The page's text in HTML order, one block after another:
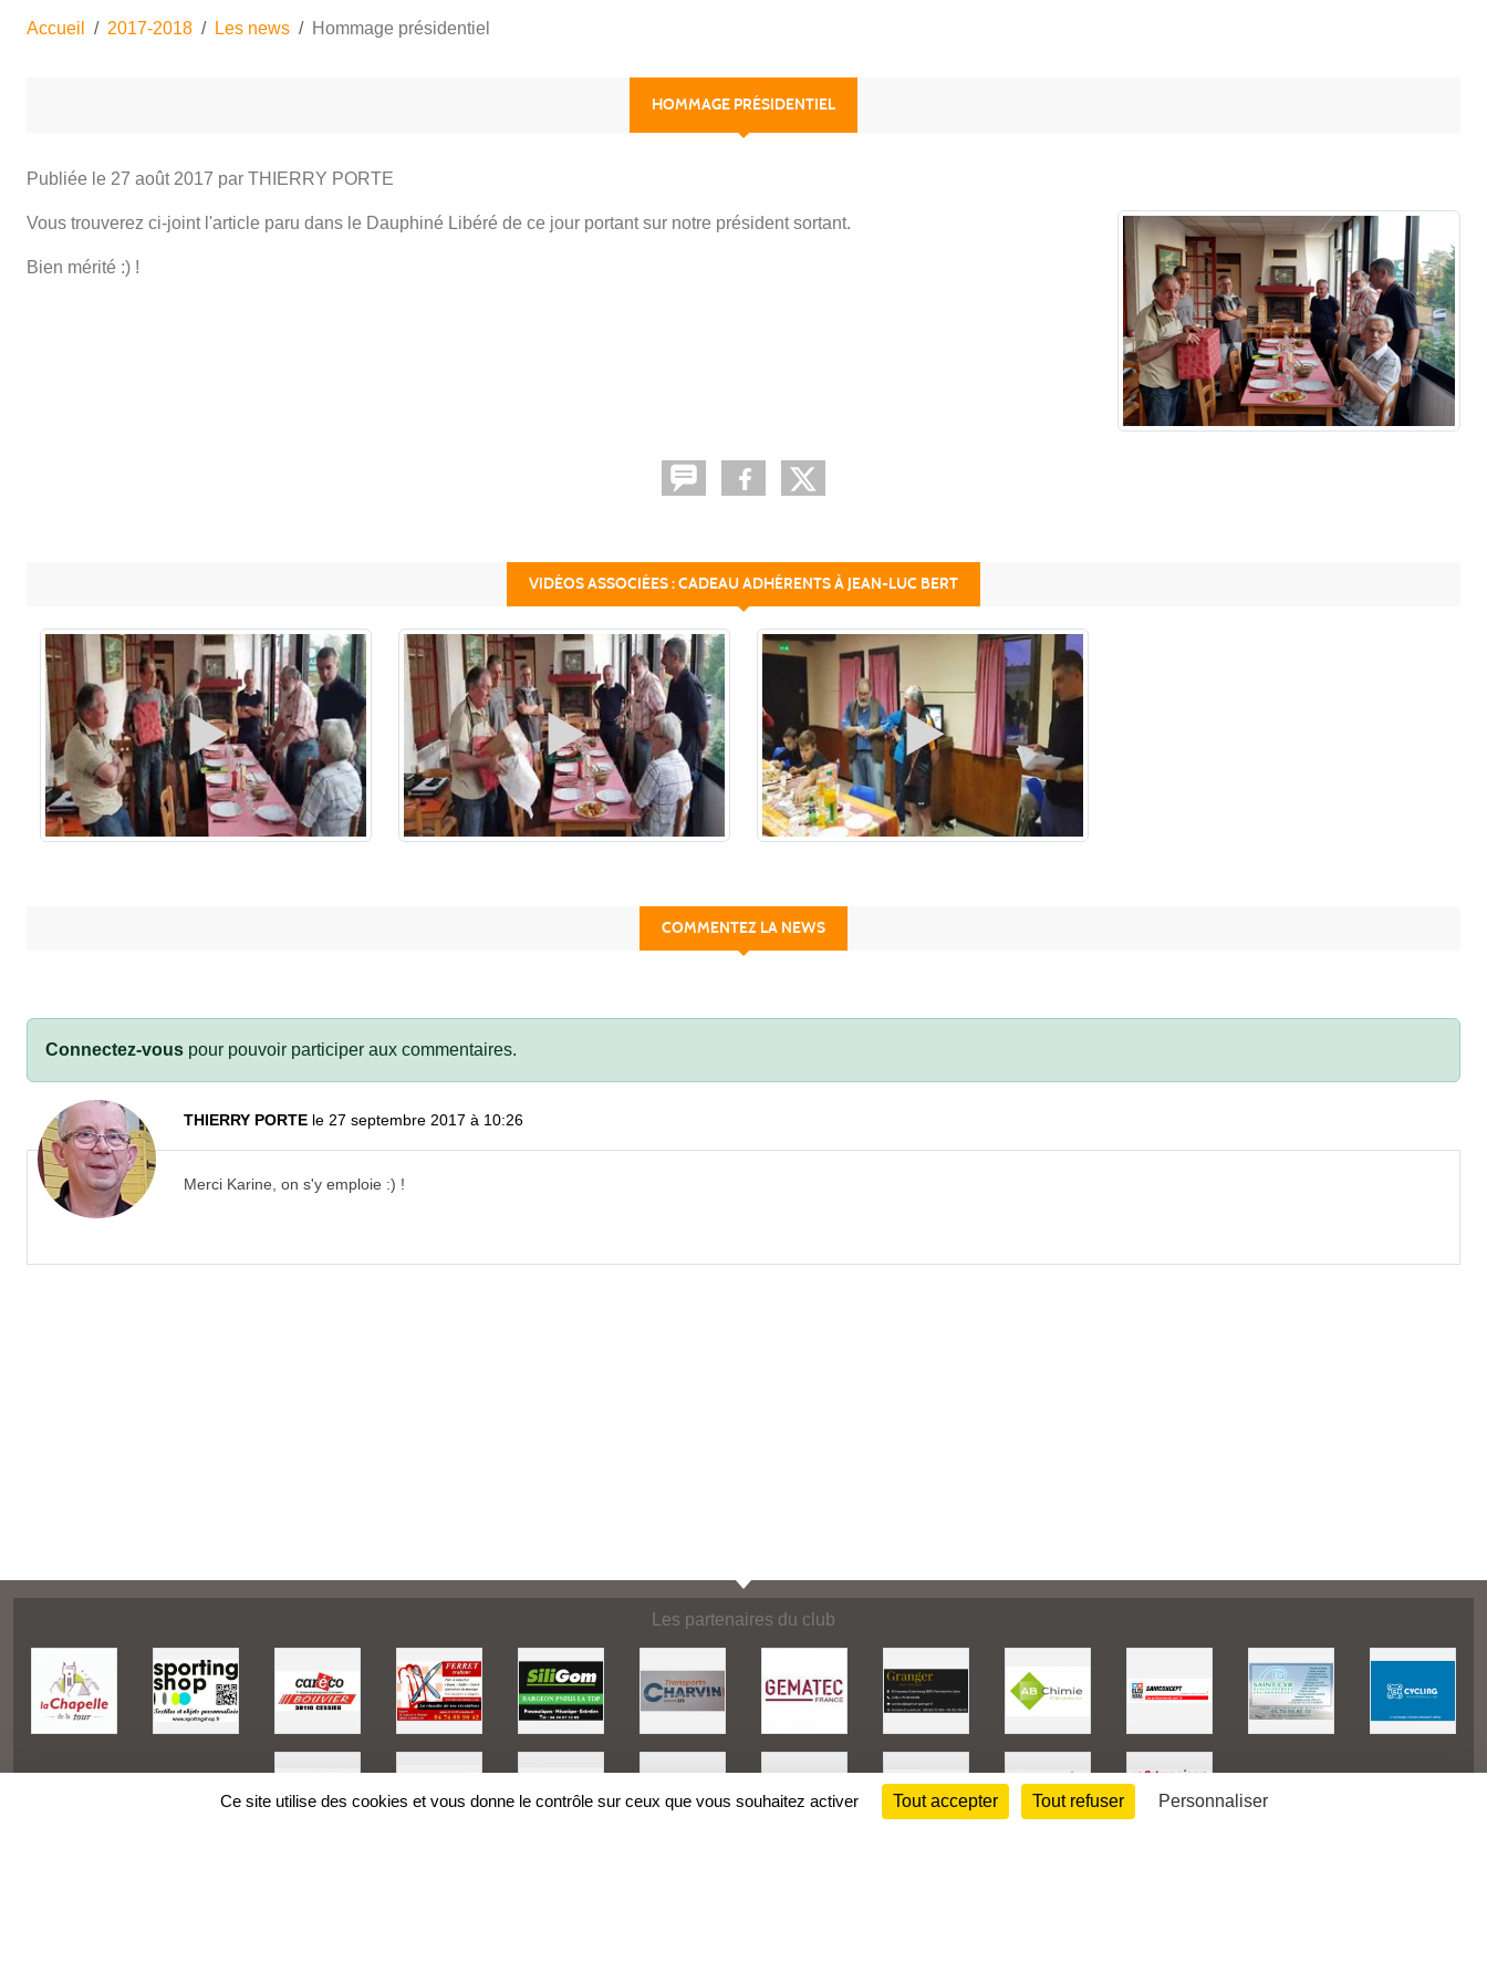
Accueil 2017-2018 Les news Hommage présidentiel
HOMMAGE PRÉSIDENTIEL
Publiée le 27 août 2017 par THIERRY PORTE
Vous trouverez ci-joint l'article paru dans le Dauphiné Libéré de ce jour portant sur notre président sortant.
Bien mérité :) !
VIDÉOS ASSOCIÉES : CADEAU ADHÉRENTS À JEAN-LUC BERT
COMMENTEZ LA NEWS
Connectez-vous pour pouvoir participer aux commentaires.
THIERRY PORTE le 27 septembre 2017 à 10:26
Merci Karine, on s'y emploie :) !
Les partenaires du club
Ce site utilise des cookies et vous donne le contrôle sur ceux que vous souhaitez activer Tout accepter Tout refuser Personnaliser